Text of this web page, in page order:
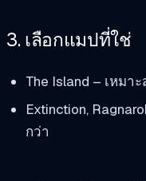
3. เลือกแมปที่ใช่
The Island – เหมา
Extinction,
กว่า